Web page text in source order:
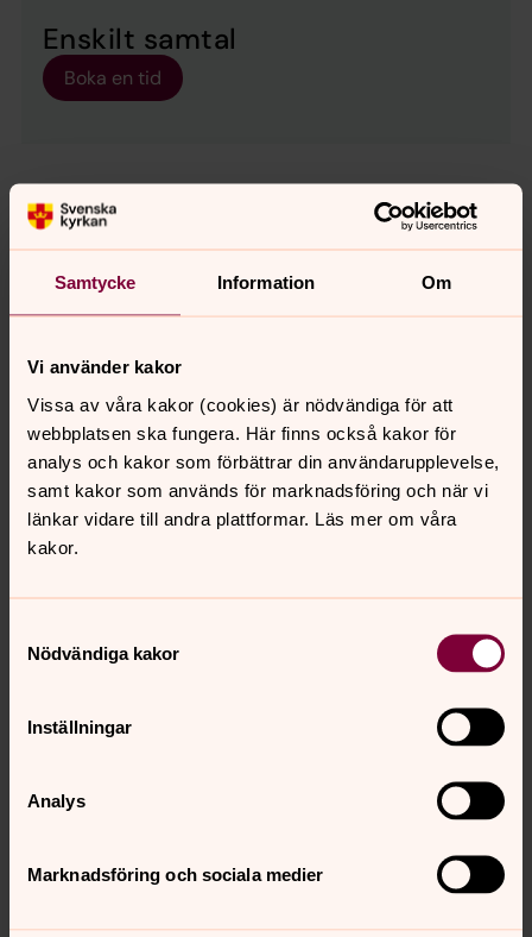
Samtycke Information Om
Vi använder kakor
Vissa av våra kakor (cookies) är nödvändiga för att
webbplatsen ska fungera. Här finns också kakor för
analys och kakor som förbättrar din användarupplevelse,
samt kakor som används för marknadsföring och när vi
länkar vidare till andra plattformar. Läs mer om våra
kakor.
Nödvändiga kakor
Inställningar
Analys
Marknadsföring och sociala medier
Enskilt samtal
Boka en tid
Terapeutiska samtal
Mår du dåligt? Vill du lära känna dig själv och förändra
Ibland hjälper det att dela tankar och känslor med
varandra. Se våra sorge- och samtalsgrupper här.
Samtalsstöd
Hos oss finns alltid någon att tala med. Du behöver inte
vara kristen eller medlem i Svenska kyrkan, och det
kostar ingenting. Klicka här för att läsa mer om dina
Synpunkter eller frågor på sidans
akerbo.forsamling@svenskakyrkan.se